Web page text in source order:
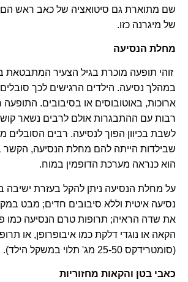
שם מתוארת גם סיטואציה של כאב ראש הם
של מיגרנה כזו.
מחלת הנסיעה
זוהי תופעה מוכרת בגיל הצעיר המתבטאת
במהלך נסיעה. הילדים הרגישים לכך סובלים
ארוכות, באוטובוסים או בסיבובים. התופעה
רבות עם ההתבגרות אולם לרבים נשאר קושי
לשבת בכיוון הפוך לנסיעה. רבים הסובלים
שבילדות הייתה להם מחלת הנסיעה, הקשר
הוא כנראה מערכת הדופמין במוח.
על מחלת הנסיעה ניתן להקל בעזרת ישיבה
נסיעה איטית וללא סיבובים חדים; מבט
את שדה הראיה; תרופות טרם הנסיעה כמו
הקאה או נוגדי דלקת כמו איבופרופן, או
(סומטרידקס 25-50 מג' תלוי במשקל הילד).
כאבי בטן והקאות מחזוריות